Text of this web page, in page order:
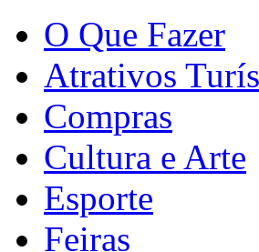
O Que Fazer
Atrativos
Compras
Cultura e Arte
Esporte
Feiras